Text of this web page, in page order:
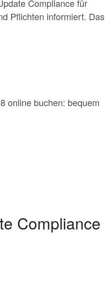
Compliance für
Pflichten informiert. Das
online buchen: bequem
Compliance